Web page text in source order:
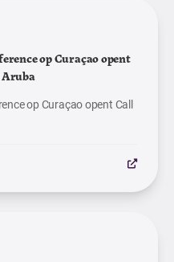
op Curaçao opent
Aruba
op Curaçao opent Call